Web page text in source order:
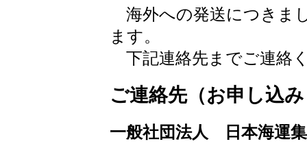
海外への発送につきま
ます。
下記連絡先までご連絡
ご連絡先（お申し込
一般社団法人 日本海運